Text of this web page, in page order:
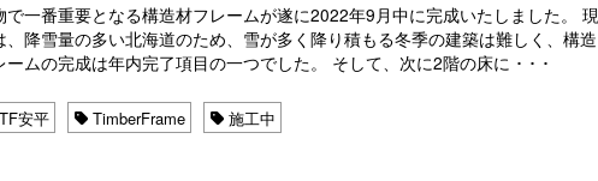
で一番重要となる構造材フレームが遂に2022年9月中に完成いたしました。 現
、降雪量の多い北海道のため、雪が多く降り積もる冬季の建築は難しく、構造
ームの完成は年内完了項目の一つでした。 そして、次に2階の床に ･ ･ ･
TF安平 TimberFrame 施工中